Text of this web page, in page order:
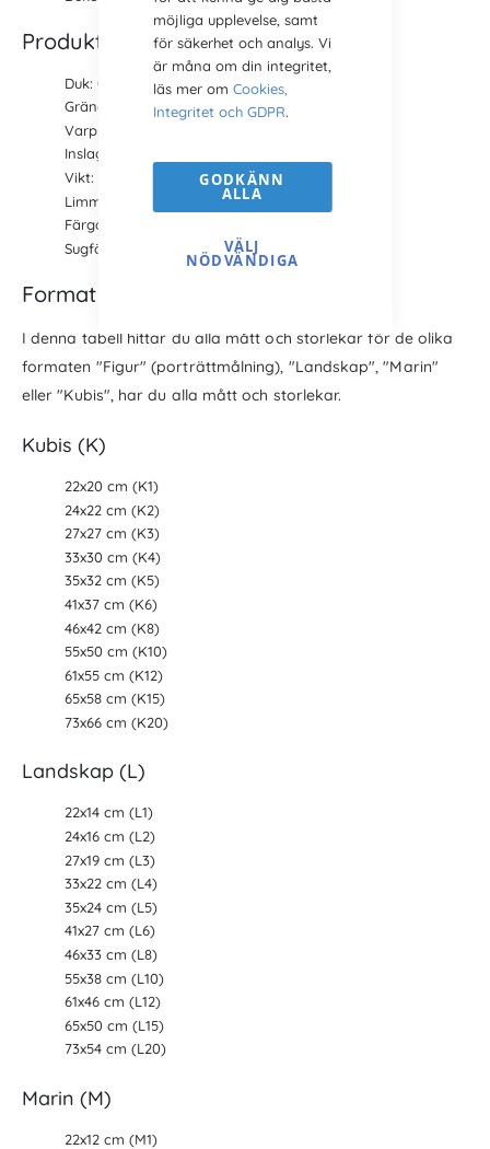
möjliga upplevelse, samt
för säkerhet och analys. Vi
är måna om din integritet,
läs mer om Cookies,
Integritet och GDPR.
GODKÄNN
ALLA
VÄLJ
NÖDVÄNDIGA
Produktfakta
Duk: Claessens 100% bomull
Gräng: Medium (standard)
Varp: 12 trådar i varpen per cm
Inslag: 15 trådar i inslaget per cm
Vikt: 342 gram per kvm efter grundering
Limmad: Ja, två gånger
Färgad: Ja, vitgrunderad
Sugförmåga: Halvsugande
Format och storlekar
I denna tabell hittar du alla mått och storlekar för de olika
formaten "Figur" (porträttmålning), "Landskap", "Marin"
eller "Kubis", har du alla mått och storlekar.
Kubis (K)
22x20 cm (K1)
24x22 cm (K2)
27x27 cm (K3)
33x30 cm (K4)
35x32 cm (K5)
41x37 cm (K6)
46x42 cm (K8)
55x50 cm (K10)
61x55 cm (K12)
65x58 cm (K15)
73x66 cm (K20)
Landskap (L)
22x14 cm (L1)
24x16 cm (L2)
27x19 cm (L3)
33x22 cm (L4)
35x24 cm (L5)
41x27 cm (L6)
46x33 cm (L8)
55x38 cm (L10)
61x46 cm (L12)
65x50 cm (L15)
73x54 cm (L20)
Marin (M)
22x12 cm (M1)